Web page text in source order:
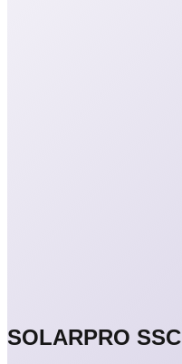
SOLARPRO